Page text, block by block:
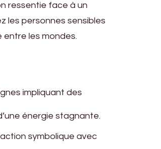
ressentie face à un
les personnes sensibles
entre les mondes.
impliquant des
énergie stagnante.
symbolique avec